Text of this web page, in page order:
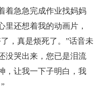
着急急完成作业找妈妈
里还想着我的动画片，
，真是烦死了。”话音未
没哭出来，您已是泪流
，让我一下子明白，我